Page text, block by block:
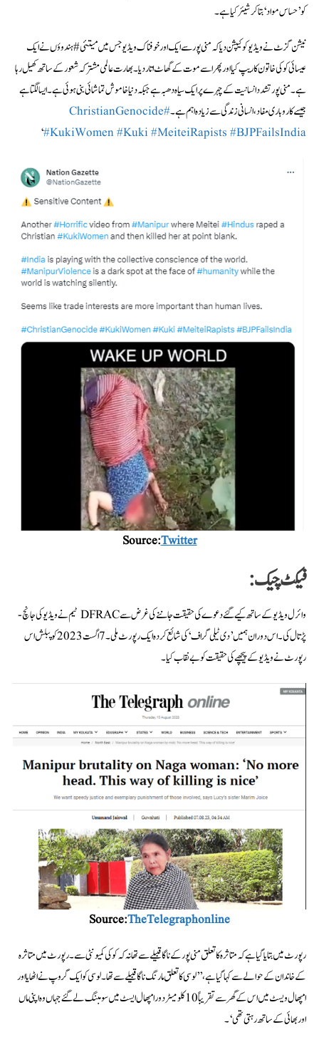
کو ’حساس مواد‘ بتا کر شیئر کیا ہے۔
نیشن گزٹ نے ویڈیو کو کیپشن دیا کہ منی پور سے ایک اور خوفناک ویڈیو جس میں میتئی #ہندوؤں نے ایک
عیسائی کوکی خاتون کا ریپ کیا اور پھر اسے موت کے گھاٹ اتار دیا۔ بھارت عالمی مشترکہ شعور کے ساتھ کھیل رہا
ہے۔ منی پور تشدد انسانیت کے چہرے پر ایک سیاہ دھبہ ہے جبکہ دنیا خاموش تماشائی بنی ہوئی ہے۔ ایسا لگتا ہے
جیسے کاروباری مفاد، انسانی زندگی سے زیادہ اہم ہے۔#ChristianGenocide
#KukiWomen#Kuki #MeiteiRapists #BJPFailsIndia
‘
Source:Twitter
فیکٹ چیک:
وائرل ویڈیو کے ساتھ کیے گئے دعوے کی حقیقت جاننے کی غرض سے DFRAC ٹیم نے ویڈیو کی جانچ-
پڑتال کی۔ اس دوران ہمیں ’دی ٹیلی گراف‘ کی شائع کردہ ایک رپورٹ ملی۔ 7 اگست 2023 کو پبلش اس
رپورٹ نے ویڈیو کے پیچھے کی حقیقت کو بے نقاب کیا۔
Source:TheTelegraphonline
رپورٹ میں بتایا گیا ہےکہ متاثرہ کا تعلق منی پور کے ناگا قبیلے سے تھا نہ کہ کوکی کمیونٹی سے۔ رپورٹ میں متاثرہ
کے خاندان کے حوالے سے کہا گیا ہے،’’لوسی کا تعلق مارنگ ناگا قبیلے سے تھا۔ لوسی کو ایک گروپ نے اٹھایا اور
امپھال ویسٹ میں اس کے گھر سے تقریباً 10 کلومیٹر دور امپھال ایسٹ میں سومبنگ لے گئے جہاں وہ اپنی ماں
اور بھائی کے ساتھ رہتی تھی‘۔